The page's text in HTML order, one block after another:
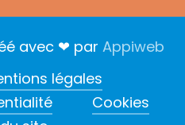
avec ❤ par Appiweb
légales
Cookies